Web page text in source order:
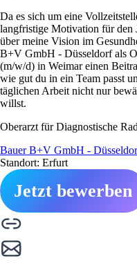
Da es sich um eine
langfristige Motivation für den
über meine Vision im
B+V GmbH - Düsseldorf als
(m/w/d) in Weimar einen
wie gut du in ein Team passt
täglichen Arbeit nicht nur
willst.
Oberarzt für Diagnostische
Bauer B+V GmbH -
Standort: Erfurt
Jetzt bewerben